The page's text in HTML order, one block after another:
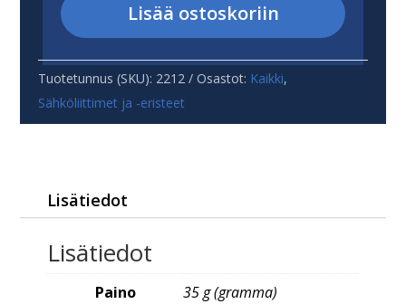
Lisää ostoskoriin
Tuotetunnus (SKU): 2212 Osastot: Kaikki,
Sähköliittimet ja -eristeet
Lisätiedot
Lisätiedot
Paino 35 g (gramma)